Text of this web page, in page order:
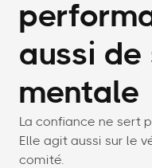
aussi de
mentale
La confiance ne sert
Elle agit aussi sur le
comité.